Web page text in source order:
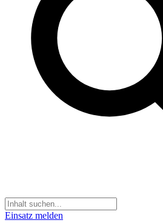
Einsatz melden